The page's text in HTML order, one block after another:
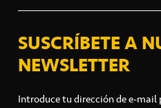
SUSCRÍBETE A
NEWSLETTER
Introduce tu dirección de e-